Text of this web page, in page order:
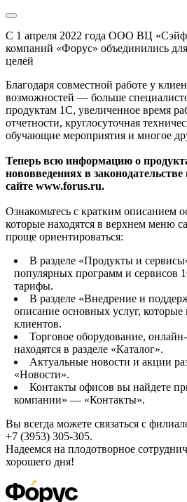
С 1 апреля 2022 года ООО ВЦ
компаний «Форус» объединились
целей
Благодаря совместной работе у
возможностей — больше
продуктам 1С, увеличенное время
отчетности, круглосуточная
обучающие мероприятия и многое
Теперь всю информацию о
нововведениях в
сайте www.forus.ru.
Ознакомьтесь с кратким описанием
которые находятся в верхнем меню
проще ориентироваться:
В разделе «Продукты и
популярных программ и сервисов
тарифы.
В разделе «Внедрение и
описание основных услуг,
клиентов.
Торговое оборудование,
находятся в разделе «Каталог».
Актуальные новости и акции
«Новости».
Контакты офисов вы найдете
компании» — «Контакты».
Вы всегда можете связаться с
+7 (3953) 305-305.
Надеемся на плодотворное
хорошего дня!